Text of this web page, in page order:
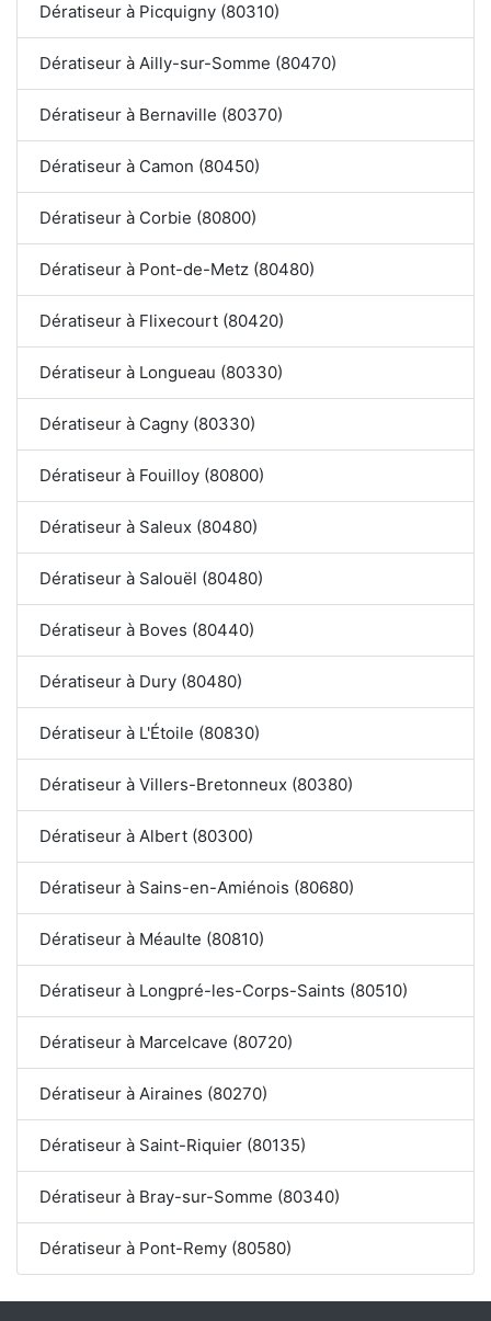
Dératiseur à Picquigny (80310)
Dératiseur à Ailly-sur-Somme (80470)
Dératiseur à Bernaville (80370)
Dératiseur à Camon (80450)
Dératiseur à Corbie (80800)
Dératiseur à Pont-de-Metz (80480)
Dératiseur à Flixecourt (80420)
Dératiseur à Longueau (80330)
Dératiseur à Cagny (80330)
Dératiseur à Fouilloy (80800)
Dératiseur à Saleux (80480)
Dératiseur à Salouël (80480)
Dératiseur à Boves (80440)
Dératiseur à Dury (80480)
Dératiseur à L'Étoile (80830)
Dératiseur à Villers-Bretonneux (80380)
Dératiseur à Albert (80300)
Dératiseur à Sains-en-Amiénois (80680)
Dératiseur à Méaulte (80810)
Dératiseur à Longpré-les-Corps-Saints (80510)
Dératiseur à Marcelcave (80720)
Dératiseur à Airaines (80270)
Dératiseur à Saint-Riquier (80135)
Dératiseur à Bray-sur-Somme (80340)
Dératiseur à Pont-Remy (80580)